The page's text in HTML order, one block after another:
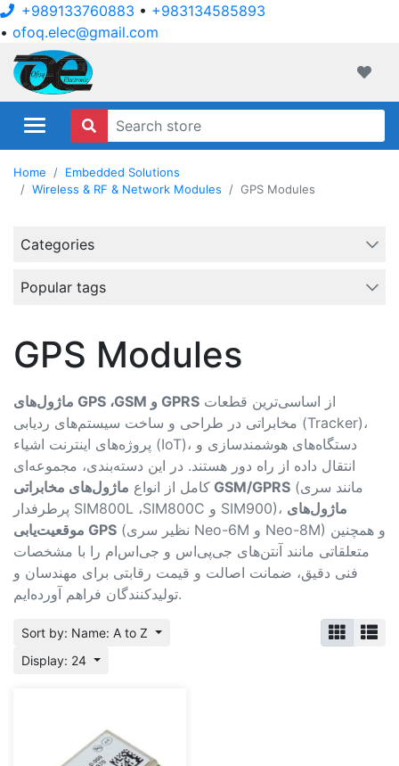
+989133760883 • +983134585893
• ofoq.elec@gmail.com
Home
Embedded Solutions
Wireless & RF & Network Modules
GPS Modules
Categories
Popular tags
GPS Modules
ماژول‌های GPS ،GSM و GPRS
مخابراتی در طراحی و ساخت سیستم‌های ردیابی (Tracker)،
پروژه‌های اینترنت اشیاء (IoT)، دستگاه‌های هوشمندسازی و
انتقال داده از راه دور هستند. در این دسته‌بندی، مجموعه‌ای
کامل از انواع ماژول‌های مخابراتی GSM/GPRS (مانند سری
پرطرفدار SIM800L ،SIM800C و SIM900)، ماژول‌های
موقعیت‌یابی GPS (نظیر سری Neo-6M و Neo-8M) و همچنین
متعلقاتی مانند آنتن‌های جی‌پی‌اس و جی‌اس‌ام را با مشخصات
فنی دقیق، ضمانت اصالت و قیمت رقابتی برای مهندسان و
تولیدکنندگان فراهم آورده‌ایم.
Sort by: Name: A to Z
Display: 24